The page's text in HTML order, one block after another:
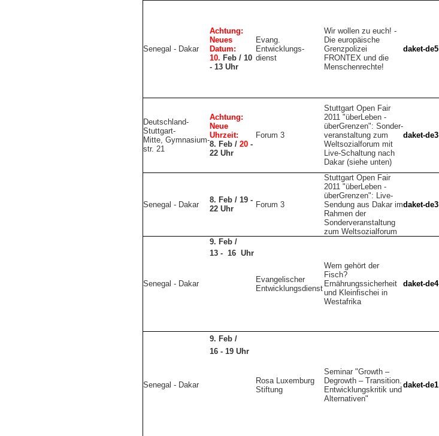
Senegal - Dakar
Achtung:
Neues
Datum:
10. Feb / 10
- 13 Uhr
Evang.
Entwicklungs-
dienst
Wir wollen zu euch! -
Die europäische
Grenzpolizei
FRONTEX­ und die
Menschenrechte!
daket-de5
Deutschland-
Stuttgart-
Mitte, Gymnasium-
str. 21
Achtung:
Neue
Uhrzeit:
8. Feb / 20 -
22 Uhr
Forum 3
Stuttgart Open Fair
2011 "überLeben -
überGrenzen": Sonder-
veranstaltung zum
Weltsozialforum mit
Live-Schaltung nach
Dakar (siehe unten)
daket-de3
Senegal - Dakar
8. Feb / 19 -
22 Uhr
Forum 3
Stuttgart Open Fair
2011 "überLeben -
überGrenzen": Live-
Sendung aus Dakar im
Rahmen der
Sonderveranstaltung
zum Weltsozialforum
daket-de3
Senegal - Dakar
9. Feb /
Evangelischer
Entwicklungsdienst
Wem gehört der
Fisch?
Ernährungssicherheit
und Kleinfischei in
Westafrika
daket-de4
13 - 16 Uhr
Senegal - Dakar
9. Feb /
Rosa Luxemburg
Stiftung
Seminar "Growth –
Degrowth – Transition.
Entwicklungskritik und
Alternativen"
daket-de1
16 - 19 Uhr